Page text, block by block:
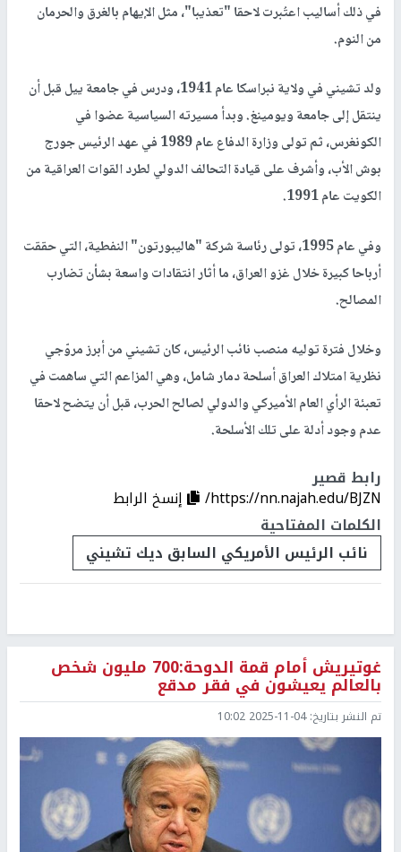
في ذلك أساليب اعتُبرت لاحقا "تعذيبا"، مثل الإيهام بالغرق والحرمان
من النوم.
ولد تشيني في ولاية نبراسكا عام 1941، ودرس في جامعة ييل قبل أن
ينتقل إلى جامعة ويومينغ. وبدأ مسيرته السياسية عضوا في
الكونغرس، ثم تولى وزارة الدفاع عام 1989 في عهد الرئيس جورج
بوش الأب، وأشرف على قيادة التحالف الدولي لطرد القوات العراقية من
الكويت عام 1991.
وفي عام 1995، تولى رئاسة شركة "هاليبورتون" النفطية، التي حققت
أرباحا كبيرة خلال غزو العراق، ما أثار انتقادات واسعة بشأن تضارب
المصالح.
وخلال فترة توليه منصب نائب الرئيس، كان تشيني من أبرز مروّجي
نظرية امتلاك العراق أسلحة دمار شامل، وهي المزاعم التي ساهمت في
تعبئة الرأي العام الأميركي والدولي لصالح الحرب، قبل أن يتضح لاحقا
عدم وجود أدلة على تلك الأسلحة.
رابط قصير
https://nn.najah.edu/BJZN/
إنسخ الرابط
الكلمات المفتاحية
نائب الرئيس الأمريكي السابق ديك تشيني
غوتيريش أمام قمة الدوحة:700 مليون شخص
بالعالم يعيشون في فقر مدقع
تم النشر بتاريخ:2025-11-04 10:02